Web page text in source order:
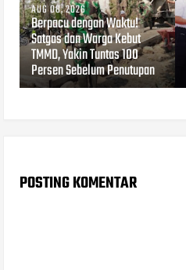
AUG 08, 2026
Berpacu dengan Waktu!
Satgas dan Warga Kebut
TMMD, Yakin Tuntas 100
Persen Sebelum Penutupan
POSTING KOMENTAR